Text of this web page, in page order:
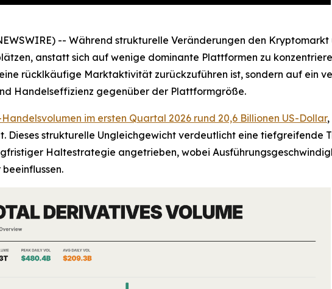
-- Während strukturelle Veränderungen den
anstatt sich auf wenige dominante Plattformen zu
rücklkäufige Marktaktivität zurückzuführen ist, sondern auf ein
Handelseffizienz gegenüber der Plattformgröße.
im ersten Quartal 2026 rund 20,6 Billionen US-Dollar,
Dieses strukturelle Ungleichgewicht verdeutlicht eine tiefgreifende
Haltestrategie angetrieben, wobei